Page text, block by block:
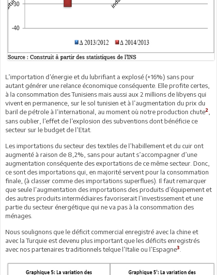
L’importation d’énergie et du lubrifiant a explosé (+16%) sans pour
autant générer une relance économique conséquente. Elle profite certes,
à la consommation des Tunisiens mais aussi aux 2 millions de libyens qui
vivent en permanence, sur le sol tunisien et à l’augmentation du prix du
baril de pétrole à l’international, au moment où notre production chute2
sans oublier, l’effet de l’explosion des subventions dont bénéficie ce
secteur sur le budget de l’Etat.
Les importations du secteur des textiles de l’habillement et du cuir ont
augmenté à raison de 8,2%, sans pour autant s’accompagner d’une
augmentation conséquente des exportations de ce même secteur. Donc,
ce sont des importations qui, en majorité servent pour la consommation
finale, (à classer comme des importations superflues). Il faut remarquer
que seule l’augmentation des importations des produits d’équipement et
des autres produits intermédiaires favoriserait l’investissement et une
partie du secteur énergétique qui ne va pas à la consommation des
ménages.
Nous soulignons que le déficit commercial enregistré avec la chine et
avec la Turquie est devenu plus important que les déficits enregistrés
avec nos partenaires traditionnels telque l’Italie ou l’Espagne3